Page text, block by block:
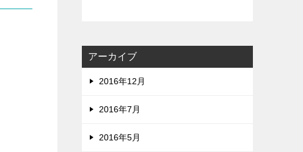
アーカイブ
2016年12月
2016年7月
2016年5月